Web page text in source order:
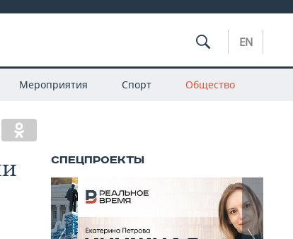
EN
Мероприятия Спорт Общество